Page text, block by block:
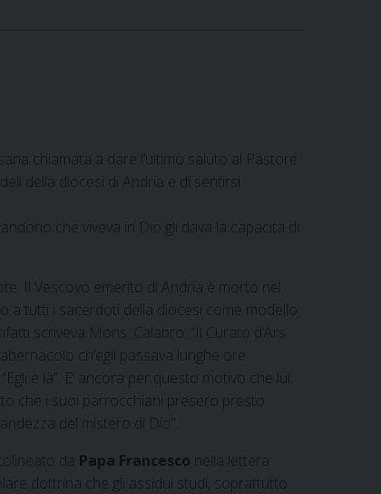
chiamata a dare l’ultimo saluto al Pastore
della diocesi di Andria e di sentirsi
che viveva in Dio gli dava la capacità di
Il Vescovo emerito di Andria è morto nel
tutti i sacerdoti della diocesi come modello
scriveva Mons. Calabro: “Il Curato d’Ars
ch’egli passava lunghe ore
è là”. E’ ancora per questo motivo che lui,
che i suoi parrocchiani presero presto
del mistero di Dio”.
da Papa Francesco nella lettera
dottrina che gli assidui studi, soprattutto